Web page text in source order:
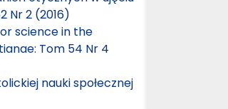
Nr 2 (2016)
science in the
Tom 54 Nr 4
nauki społecznej